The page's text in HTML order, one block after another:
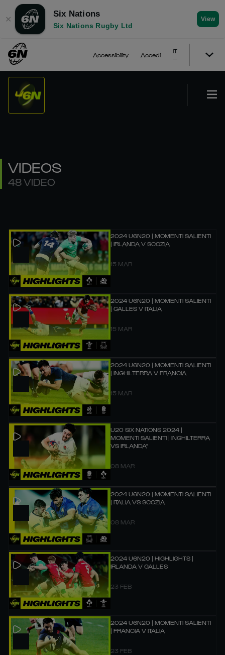
✕
Six Nations
Six Nations Rugby Ltd
View
Accessibility Accedi
IT
VIDEOS
48 VIDEO
2024 U6N20 | MOMENTI SALIENTI
| IRLANDA V SCOZIA
15 MAR
2024 U6N20 | MOMENTI SALIENTI
| GALLES V ITALIA
15 MAR
2024 U6N20 | MOMENTI SALIENTI
| INGHILTERRA V FRANCIA
15 MAR
U20 SIX NATIONS 2024 |
MOMENTI SALIENTI | INGHILTERRA
VS IRLANDA"
08 MAR
2024 U6N20 | MOMENTI SALIENTI
| ITALIA VS SCOZIA
08 MAR
2024 U6N20 | HIGHLIGHTS |
IRLANDA V GALLES
23 FEB
2024 U6N20 | MOMENTI SALIENTI
| FRANCIA V ITALIA
23 FEB